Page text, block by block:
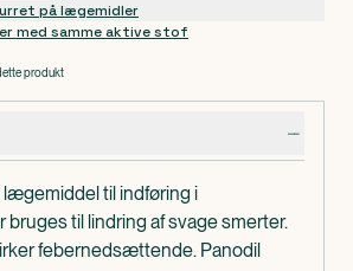
til indføring i
bruges til lindring af svage smerter.
febernedsættende. Panodil
på lægemidler
med samme aktive stof
produkt